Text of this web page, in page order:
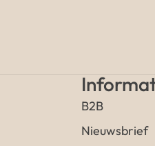
B2B
Nieuwsbrief